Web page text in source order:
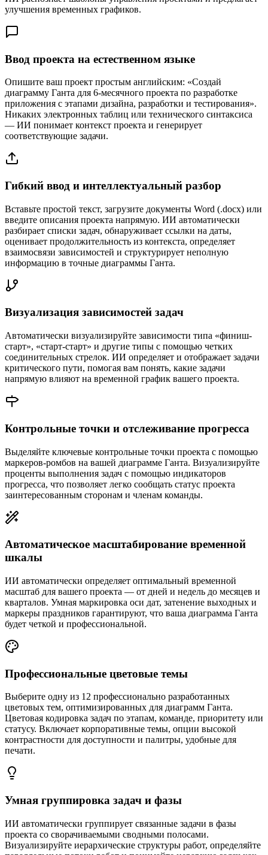
улучшения временных графиков.
Ввод проекта на естественном языке
Опишите ваш проект простым английским: «Создай
диаграмму Ганта для 6-месячного проекта по разработке
приложения с этапами дизайна, разработки и тестирования».
Никаких электронных таблиц или технического синтаксиса
— ИИ понимает контекст проекта и генерирует
соответствующие задачи.
Гибкий ввод и интеллектуальный разбор
Вставьте простой текст, загрузите документы Word (.docx) или
введите описания проекта напрямую. ИИ автоматически
разбирает списки задач, обнаруживает ссылки на даты,
оценивает продолжительность из контекста, определяет
взаимосвязи зависимостей и структурирует неполную
информацию в точные диаграммы Ганта.
Визуализация зависимостей задач
Автоматически визуализируйте зависимости типа «финиш-
старт», «старт-старт» и другие типы с помощью четких
соединительных стрелок. ИИ определяет и отображает задачи
критического пути, помогая вам понять, какие задачи
напрямую влияют на временной график вашего проекта.
Контрольные точки и отслеживание прогресса
Выделяйте ключевые контрольные точки проекта с помощью
маркеров-ромбов на вашей диаграмме Ганта. Визуализируйте
проценты выполнения задач с помощью индикаторов
прогресса, что позволяет легко сообщать статус проекта
заинтересованным сторонам и членам команды.
Автоматическое масштабирование временной
шкалы
ИИ автоматически определяет оптимальный временной
масштаб для вашего проекта — от дней и недель до месяцев и
кварталов. Умная маркировка оси дат, затенение выходных и
маркеры праздников гарантируют, что ваша диаграмма Ганта
будет четкой и профессиональной.
Профессиональные цветовые темы
Выберите одну из 12 профессионально разработанных
цветовых тем, оптимизированных для диаграмм Ганта.
Цветовая кодировка задач по этапам, команде, приоритету или
статусу. Включает корпоративные темы, опции высокой
контрастности для доступности и палитры, удобные для
печати.
Умная группировка задач и фазы
ИИ автоматически группирует связанные задачи в фазы
проекта со сворачиваемыми сводными полосами.
Визуализируйте иерархические структуры работ, определяйте